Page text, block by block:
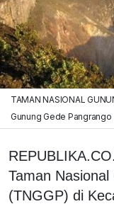
TAMAN NASIONAL
Gunung Gede Pangrango
Taman
(TNGGP) di